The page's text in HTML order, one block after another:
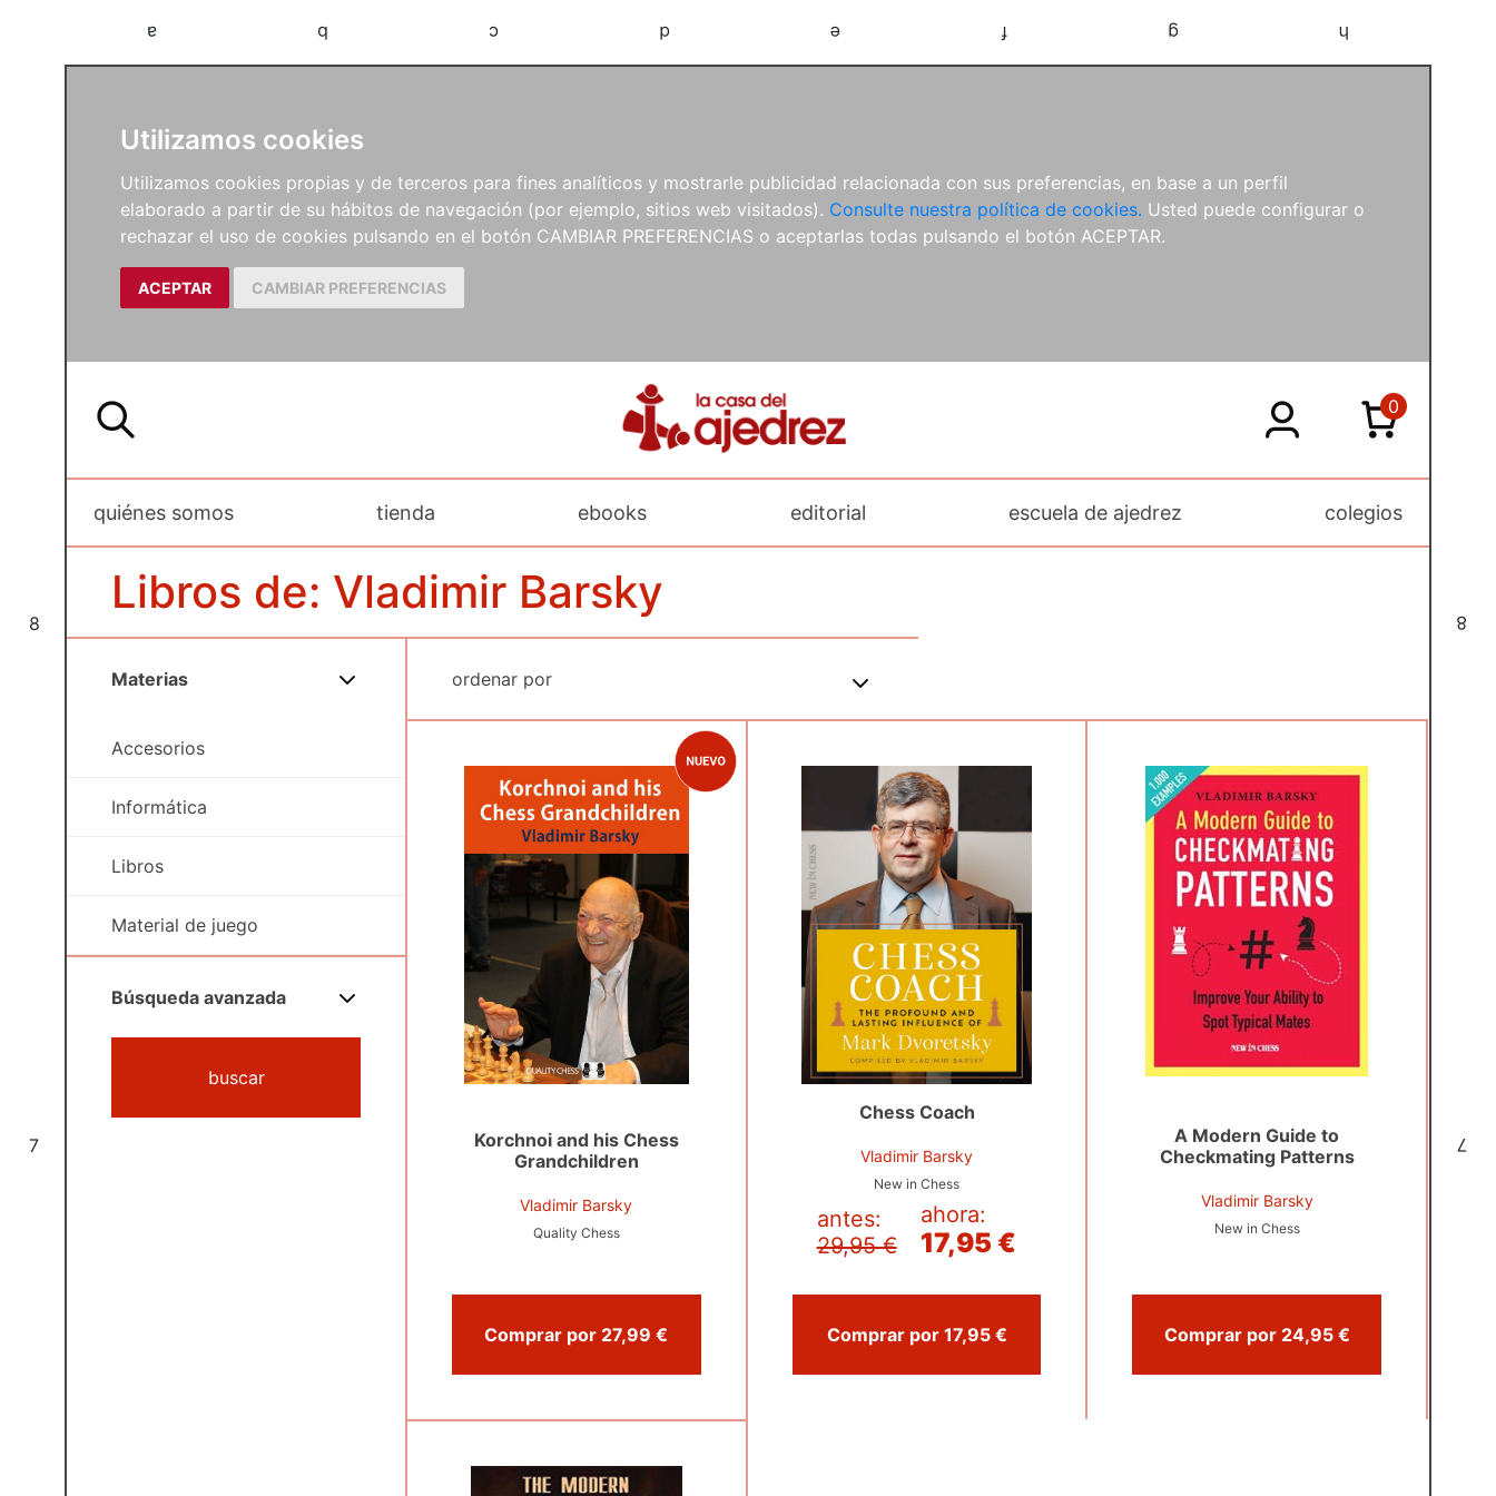
Utilizamos cookies
Utilizamos cookies propias y de terceros para fines analíticos y mostrarle publicidad relacionada con sus preferencias, en base a un perfil
elaborado a partir de su hábitos de navegación (por ejemplo, sitios web visitados). Consulte nuestra política de cookies. Usted puede configurar o
rechazar el uso de cookies pulsando en el botón CAMBIAR PREFERENCIAS o aceptarlas todas pulsando el botón ACEPTAR.
ACEPTAR CAMBIAR PREFERENCIAS
a b c d e f g h
8
7
8
7
quiénes somos tienda ebooks editorial escuela de ajedrez colegios
0
Libros de: Vladimir Barsky
Materias
Accesorios
Informática
Libros
Material de juego
Búsqueda avanzada
buscar
Korchnoi and his Chess
Grandchildren
Vladimir Barsky
Quality Chess
Comprar por 27,99 €
Chess Coach
Vladimir Barsky
New in Chess
antes:
29,95 €
ahora:
17,95 €
Comprar por 17,95 €
A Modern Guide to
Checkmating Patterns
Vladimir Barsky
New in Chess
Comprar por 24,95 €